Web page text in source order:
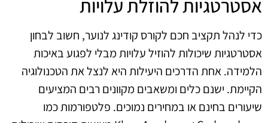
אסטרטגיות להוזלת עלויות
כדי לנהל תקציב חכם לקורס קודינג לנוער, חשוב לבחון
אסטרטגיות שיכולות להוזיל עלויות מבלי לפגוע באיכות
הלמידה. אחת הדרכים היעילות היא לנצל את הטכנולוגיה
הקיימת. ישנם כלים ומשאבים מקוונים רבים המציעים
שיעורים בחינם או במחירים נמוכים. פלטפורמות כמו